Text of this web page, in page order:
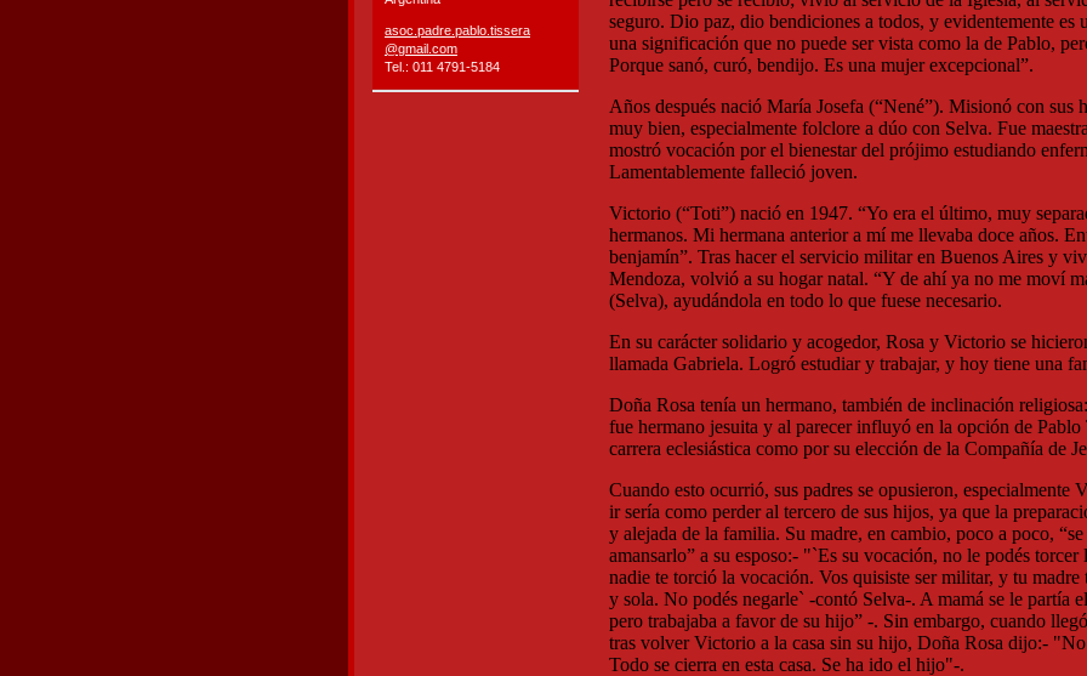
seguro. Dio paz, dio bendiciones a todos, y evidentemente es
una significación que no puede ser vista como la de Pablo,
Porque sanó, curó, bendijo. Es una mujer excepcional”.
Años después nació María Josefa (“Nené”). Misionó con sus
muy bien, especialmente folclore a dúo con Selva. Fue
mostró vocación por el bienestar del prójimo estudiando
Lamentablemente falleció joven.
Victorio (“Toti”) nació en 1947. “Yo era el último, muy
hermanos. Mi hermana anterior a mí me llevaba doce años.
benjamín”. Tras hacer el servicio militar en Buenos Aires y
Mendoza, volvió a su hogar natal. “Y de ahí ya no me moví
(Selva), ayudándola en todo lo que fuese necesario.
En su carácter solidario y acogedor, Rosa y Victorio se
llamada Gabriela. Logró estudiar y trabajar, y hoy tiene una
Doña Rosa tenía un hermano, también de inclinación
fue hermano jesuita y al parecer influyó en la opción de Pablo
carrera eclesiástica como por su elección de la Compañía de
Cuando esto ocurrió, sus padres se opusieron, especialmente
ir sería como perder al tercero de sus hijos, ya que la
y alejada de la familia. Su madre, en cambio, poco a poco,
amansarlo” a su esposo:- "`Es su vocación, no le podés
nadie te torció la vocación. Vos quisiste ser militar, y tu
y sola. No podés negarle` -contó Selva-. A mamá se le partía
pero trabajaba a favor de su hijo” -. Sin embargo, cuando
tras volver Victorio a la casa sin su hijo, Doña Rosa dijo:- "No
Todo se cierra en esta casa. Se ha ido el hijo"-.
asoc.padre.pablo .tissera
@gmail.com
Tel.: 011 4791-5184